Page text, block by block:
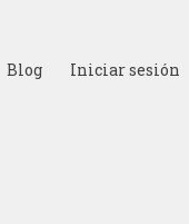
Blog Iniciar sesión